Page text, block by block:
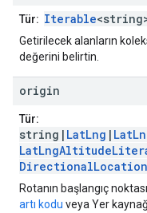
Tür: Iterable
Getirilecek alanların
değerini belirtin.
origin
Tür:
string| LatLng |
Rotanın başlangıç
artı kodu veya Yer